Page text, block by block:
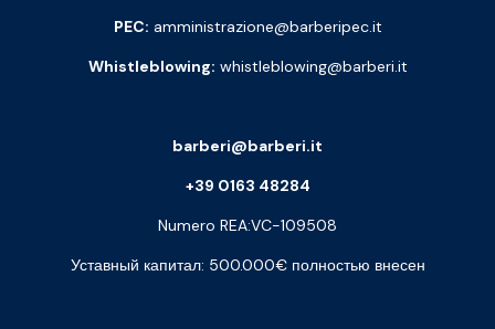
PEC: amministrazione@barberipec.it
Whistleblowing: whistleblowing@barberi.it
barberi@barberi.it
+39 0163 48284
Numero REA:VC-109508
Уставный капитал: 500.000€ полностью внесен